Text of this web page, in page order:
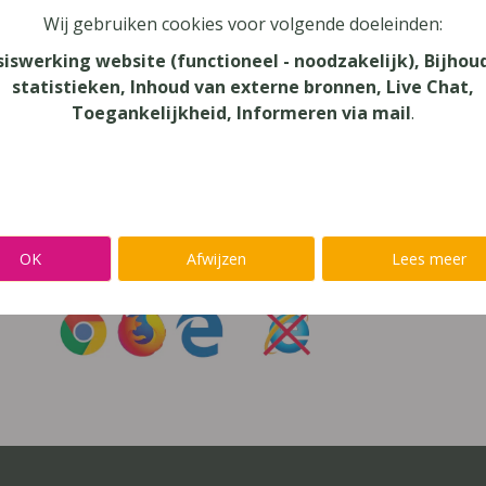
vergeten?
niet inloggen met een@lees.op-account
meteen naarAlinea,IntoWords,K3000,SprintPlus,
Wij gebruiken cookies voor volgende doeleinden:
website (functioneel - noodzakelijk),
statistieken, Inhoud van externe bronnen, Live Chat,
Toegankelijkheid, Informeren via mail.
OK Afwijzen Lees meer